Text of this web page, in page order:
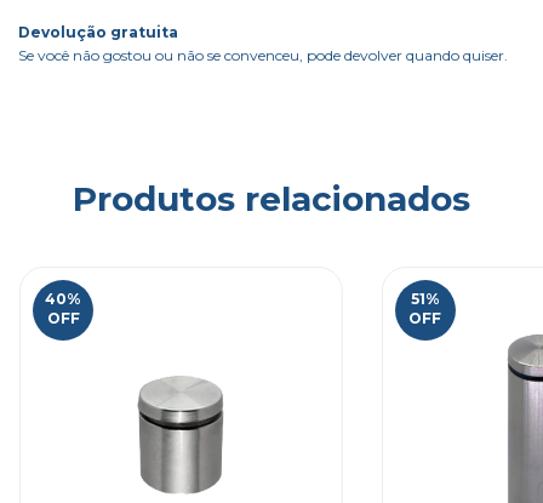
Devolução gratuita
Se você não gostou ou não se convenceu, pode devolver quando quiser.
Produtos relacionados
40%
OFF
51%
OFF